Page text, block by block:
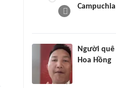
Campuchia
Người quê
Hoa Hồng